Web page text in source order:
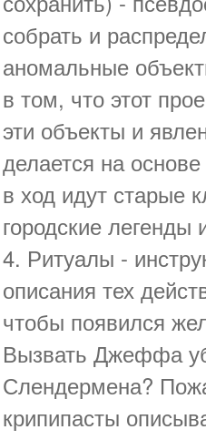
собрать и
аномальные
в том, что этот
эти объекты и
делается на
в ход идут старые
городские легенды
4. Ритуалы -
описания тех
чтобы появился
Вызвать Джеффа
Слендермена?
крипипасты